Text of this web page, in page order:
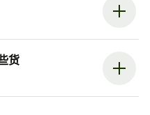
货